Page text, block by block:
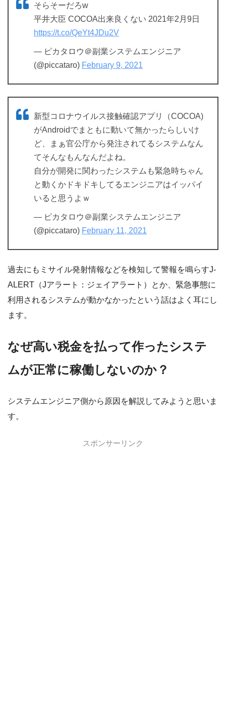
そらそーだろw
平井大臣 COCOA出来良くない 2021年2月9日
https://t.co/QeYt4JDu2V
— ピカタロウ＠副業システムエンジニア
(@piccataro) February 9, 2021
新型コロナウイルス接触確認アプリ（COCOA)
がAndroidでまともに動いて無かったらしいけ
ど、まぁ官公庁から発注されてるシステムなん
てそんなもんなんだよね。
自分が開発に関わったシステムも緊急時ちゃん
と動くかドキドキしてるエンジニアはイッパイ
いると思うよｗ
— ピカタロウ＠副業システムエンジニア
(@piccataro) February 11, 2021
過去にもミサイル発射情報などを検知して警報を鳴らすJ-
ALERT（Jアラート：ジェイアラート）とか、緊急事態に
利用されるシステムが動かなかったという話はよく耳にし
ます。
なぜ高い税金を払って作ったシステ
ムが正常に稼働しないのか？
システムエンジニア側から原因を解説してみようと思いま
す。
スポンサーリンク